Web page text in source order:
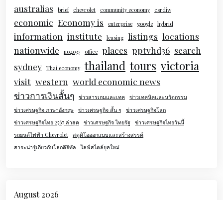
australias brief chevrolet community economy csrdiw
economic Economy is enterprise google hybrid
information institute leasing listings locations
nationwide
no4037 office places pptvhd36 search
sydney Thai economy thailand tours victoria
visit western world economic news
ข่าวการเงินสั้นๆ ข่าวสารเกมและเทค ข่าวเทคนิคและนวัตกรรม
ข่าวเศรษฐกิจ ภาษาอังกฤษ ข่าวเศรษฐกิจ สั้น ๆ
ข่าวเศรษฐกิจโลก
ข่าวเศรษฐกิจไทย 2567 ล่าสุด
ข่าวเศรษฐกิจ ไทยรัฐ ข่าวเศรษฐกิจไทยวันนี้
รถยนต์ไฟฟ้า Chevrolet สตูดิโอออกแบบและสร้างสรรค์
สาระน่ารู้เกี่ยวกับโลกดิจิทัล
ไลฟ์สไตล์ยุคใหม่
August 2026